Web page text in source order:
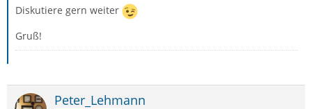
Diskutiere gern weiter
Gruß!
Peter_Lehmann